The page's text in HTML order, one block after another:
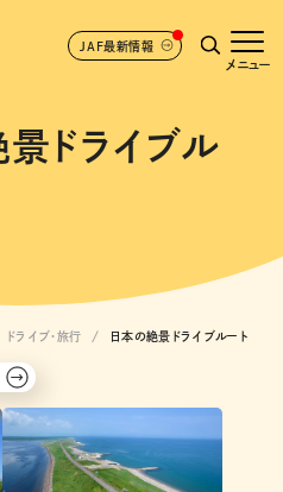
JAF最新情報
メニュー
ドライブル
ドライブ･旅行 日本の絶景ドライブルート